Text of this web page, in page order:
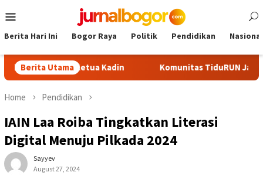
to
Menu
Berita Hari Ini Bogor Raya Politik Pendidikan Nasional
Berita Utama
Ketua Kadin Komunitas TiduRUN Jajal Jalur Baru
Home Pendidikan
IAIN Laa Roiba Tingkatkan Literasi
Digital Menuju Pilkada 2024
Sayyev
August 27, 2024